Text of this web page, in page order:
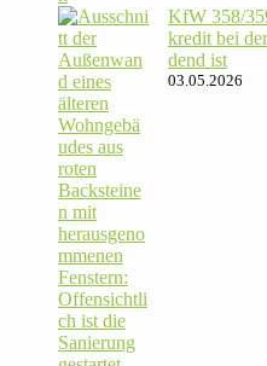
KfW 358/​
kredit bei
dend ist
03.05.2026